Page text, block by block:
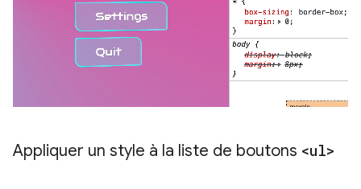
Appliquer un style à la liste de boutons <ul>